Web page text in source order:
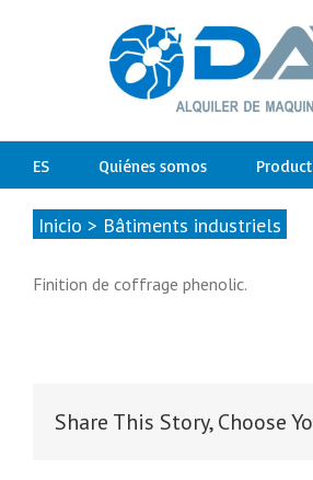
ES Quiénes somos
Inicio > Bâtiments industriels
Finition de coffrage phenolic.
Share This Story, Choose